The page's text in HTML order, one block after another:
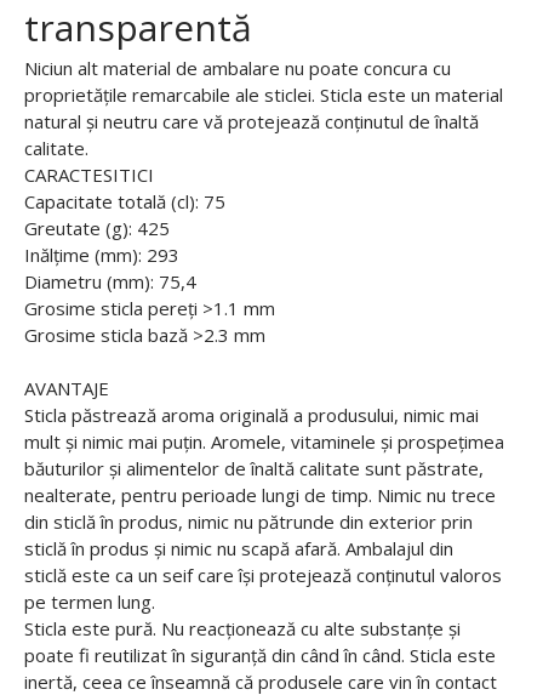
transparentă
Niciun alt material de ambalare nu poate concura cu
proprietățile remarcabile ale sticlei. Sticla este un material
natural și neutru care vă protejează conținutul de înaltă
calitate.
CARACTESITICI
Capacitate totală (cl): 75
Greutate (g): 425
Inălțime (mm): 293
Diametru (mm): 75,4
Grosime sticla pereți >1.1 mm
Grosime sticla bază >2.3 mm
AVANTAJE
Sticla păstrează aroma originală a produsului, nimic mai
mult și nimic mai puțin. Aromele, vitaminele și prospețimea
băuturilor și alimentelor de înaltă calitate sunt păstrate,
nealterate, pentru perioade lungi de timp. Nimic nu trece
din sticlă în produs, nimic nu pătrunde din exterior prin
sticlă în produs și nimic nu scapă afară. Ambalajul din
sticlă este ca un seif care își protejează conținutul valoros
pe termen lung.
Sticla este pură. Nu reacționează cu alte substanțe și
poate fi reutilizat în siguranță din când în când. Sticla este
inertă, ceea ce înseamnă că produsele care vin în contact